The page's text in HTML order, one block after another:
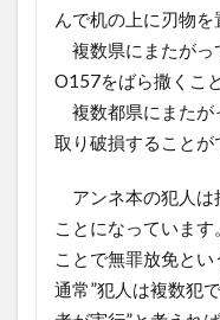
んで机の上に刃物
複数県にまたがっ
O157をばら撒くこ
複数都県にまたが
取り破損することが
アンネ本の犯人は
ことになっていま
ことで無罪放免とい
通常”犯人は複数犯